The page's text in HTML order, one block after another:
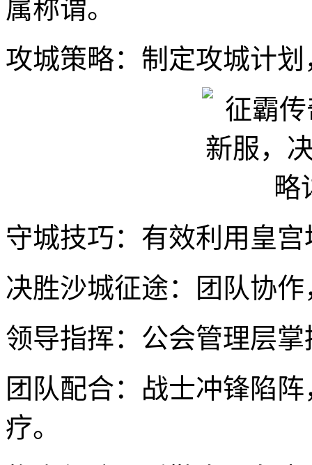
属称谓。
攻城策略：制定攻城计
守城技巧：有效利用皇
决胜沙城征途：团队协
领导指挥：公会管理层
团队配合：战士冲锋陷
疗。